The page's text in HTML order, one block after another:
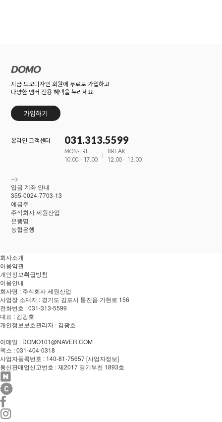
지금 도모디자인 회원에 무료로 가입하고
다양한 멤버 전용 혜택을 누리세요.
가입하기
온라인 고객센터 031.313.5599
MON-FRI
10:00 - 17:00
BREAK
12:00 - 13:00
-->
입금 계좌 안내
355-0024-7703-13
예금주 :
주식회사 세원산업
은행명 :
농협은행
회사소개
이용약관
개인정보취급방침
이용안내
회사명 : 주식회사 세원산업
사업장 소재지 : 경기도 김포시 통진읍 가현로 156
전화번호 : 031-313-5599
대표 : 김광호
개인정보보호관리자 : 김광호
이메일 : DOMO101@NAVER.COM
팩스 : 031-404-0318
사업자등록번호 : 140-81-75657[사업자정보]
통신판매업신고번호 : 제2017 경기부천 1893호